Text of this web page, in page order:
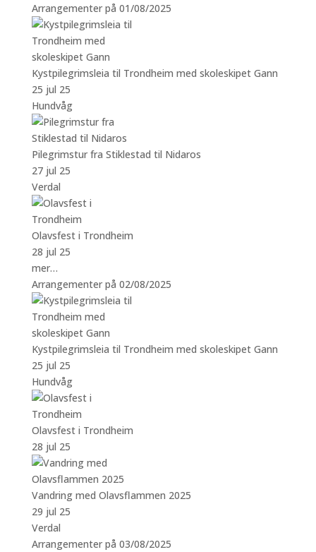
Arrangementer på 01/08/2025
Kystpilegrimsleia til Trondheim med skoleskipet Gann
25 jul 25
Hundvåg
Pilegrimstur fra Stiklestad til Nidaros
27 jul 25
Verdal
Olavsfest i Trondheim
28 jul 25
mer…
Arrangementer på 02/08/2025
Kystpilegrimsleia til Trondheim med skoleskipet Gann
25 jul 25
Hundvåg
Olavsfest i Trondheim
28 jul 25
Vandring med Olavsflammen 2025
29 jul 25
Verdal
Arrangementer på 03/08/2025